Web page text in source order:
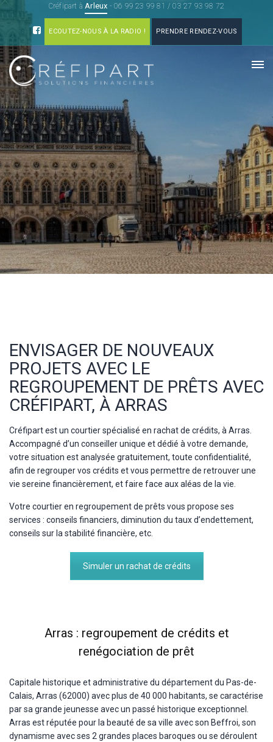
Créfipart àArleux - 06 99 23 99 81 /03 27 93 98 72
ECOUTEZ-NOUS À LA RADIO ! PRENDRE RENDEZ-VOUS
ENVISAGER DE NOUVEAUX
PROJETS AVEC LE
REGROUPEMENT DE PRÊTS AVEC
CRÉFIPART, À ARRAS
Créfipart est un courtier spécialisé en rachat de crédits, à Arras.
Accompagné d’un conseiller unique et dédié à votre demande,
votre situation est analysée gratuitement, toute confidentialité,
afin de regrouper vos crédits et vous permettre de retrouver une
vie sereine financièrement, et faire face aux aléas de la vie.
Votre courtier en regroupement de prêts vous propose ses
services : conseils financiers, diminution du taux d’endettement,
conseils sur la stabilité financière, etc.
Simuler un rachat de crédits
Arras : regroupement de crédits et
renégociation de prêt
Capitale historique et administrative du département du Pas-de-
Calais, Arras (62000) avec plus de 40 000 habitants, se caractérise
par sa grande jeunesse avec un passé historique exceptionnel.
Arras est réputée pour la beauté de sa ville avec son Beffroi, son
dynamisme avec ses 2 grandes places baroques ou se déroulent